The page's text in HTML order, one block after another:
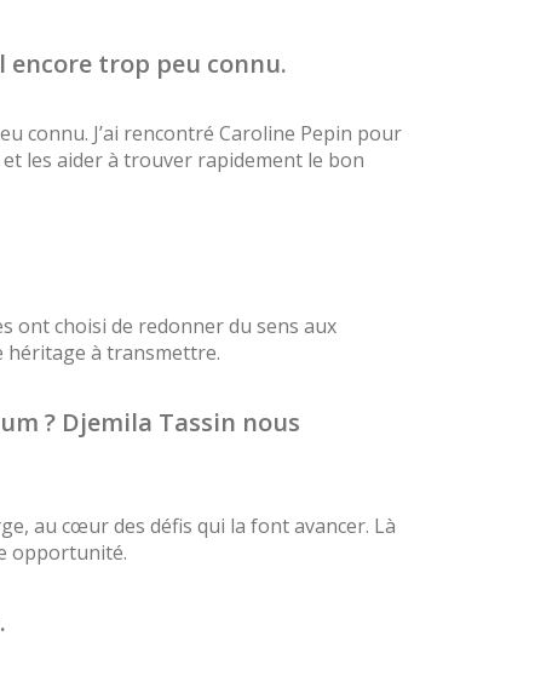
encore trop peu connu.
connu. J’ai rencontré Caroline Pepin pour
les aider à trouver rapidement le bon
ont choisi de redonner du sens aux
héritage à transmettre.
? Djemila Tassin nous
au cœur des défis qui la font avancer. Là
opportunité.